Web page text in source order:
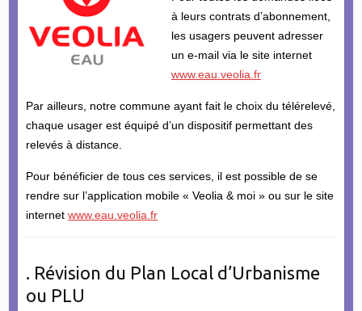
à leurs contrats d’abonnement,
les usagers peuvent adresser
un e-mail via le site internet
www.eau.veolia.fr
Par ailleurs, notre commune ayant fait le choix du télérelevé,
chaque usager est équipé d’un dispositif permettant des
relevés à distance.
Pour bénéficier de tous ces services, il est possible de se
rendre sur l’application mobile « Veolia & moi » ou sur le site
internet www.eau.veolia.fr
. Révision du Plan Local d’Urbanisme
ou PLU